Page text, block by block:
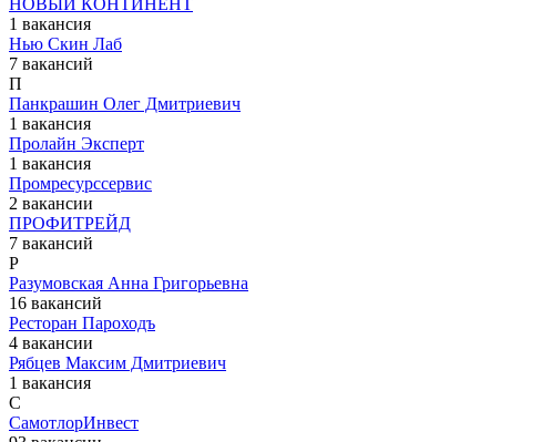
НОВЫЙ КОНТИНЕНТ
1 вакансия
Нью Скин Лаб
7 вакансий
П
Панкрашин Олег Дмитриевич
1 вакансия
Пролайн Эксперт
1 вакансия
Промресурссервис
2 вакансии
ПРОФИТРЕЙД
7 вакансий
Р
Разумовская Анна Григорьевна
16 вакансий
Ресторан Пароходъ
4 вакансии
Рябцев Максим Дмитриевич
1 вакансия
С
СамотлорИнвест